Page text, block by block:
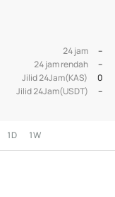
24 jam
--
24 jam rendah
--
Jilid 24Jam(KAS)
0
Jilid 24Jam(USDT)
--
1D 1W